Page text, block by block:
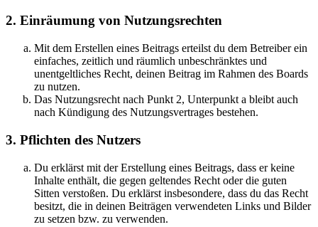
2. Einräumung von Nutzungsrechten
Mit dem Erstellen eines Beitrags erteilst du dem Betreiber ein
einfaches, zeitlich und räumlich unbeschränktes und
unentgeltliches Recht, deinen Beitrag im Rahmen des Boards
zu nutzen.
Das Nutzungsrecht nach Punkt 2, Unterpunkt a bleibt auch
nach Kündigung des Nutzungsvertrages bestehen.
3. Pflichten des Nutzers
Du erklärst mit der Erstellung eines Beitrags, dass er keine
Inhalte enthält, die gegen geltendes Recht oder die guten
Sitten verstoßen. Du erklärst insbesondere, dass du das Recht
besitzt, die in deinen Beiträgen verwendeten Links und Bilder
zu setzen bzw. zu verwenden.